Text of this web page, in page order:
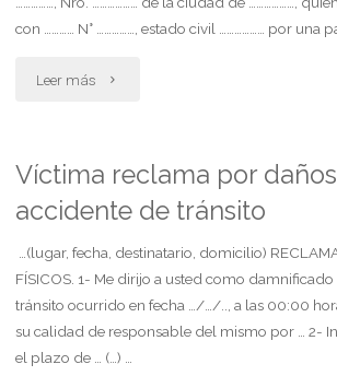
con ………… N° ……………, estado civil ……………… por una
Leer más "Contrato
permuta"
Víctima reclama por
accidente de tránsito
…(lugar, fecha, destinatario, domicilio)
FÍSICOS. 1- Me dirijo a usted como
tránsito ocurrido en fecha …/…/.., a las 00:00
su calidad de responsable del mismo por … 2-
el plazo de … (…) …